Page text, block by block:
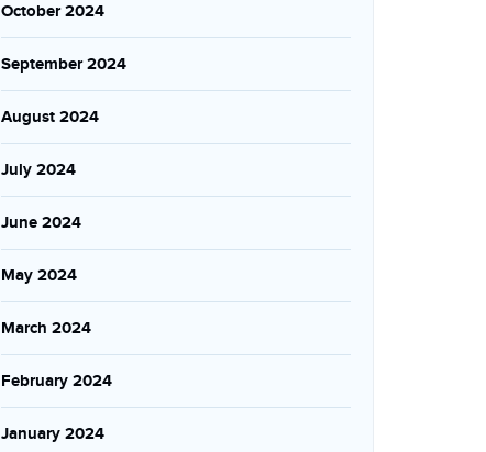
October 2024
September 2024
August 2024
July 2024
June 2024
May 2024
March 2024
February 2024
January 2024